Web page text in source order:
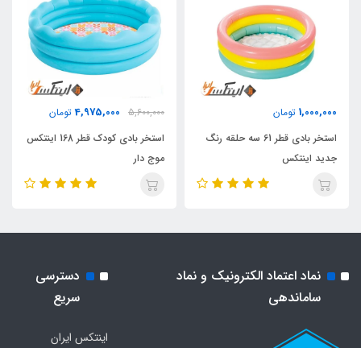
1,000,000 تومان
استخر بادی قطر 61 سه حلقه رنگ
جدید اینتکس
5,600,000
4,975,000 تومان
استخر بادی کودک قطر 168 اینتکس
موج دار
نماد اعتماد الکترونیک و نماد
ساماندهی
دسترسی
سریع
اینتکس ایران